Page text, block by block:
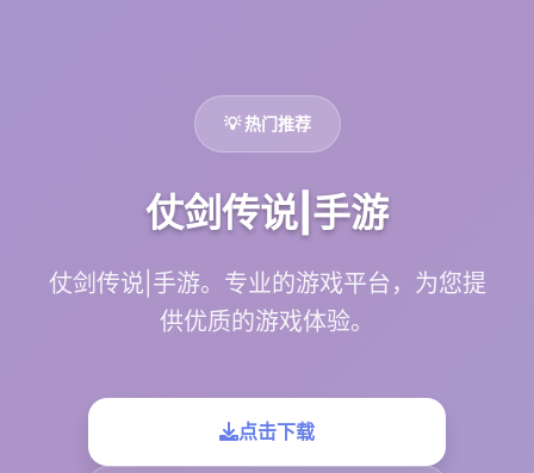
💡 热门推荐
仗剑传说|手游
仗剑传说|手游。专业的游戏平台，为您提
供优质的游戏体验。
点击下载